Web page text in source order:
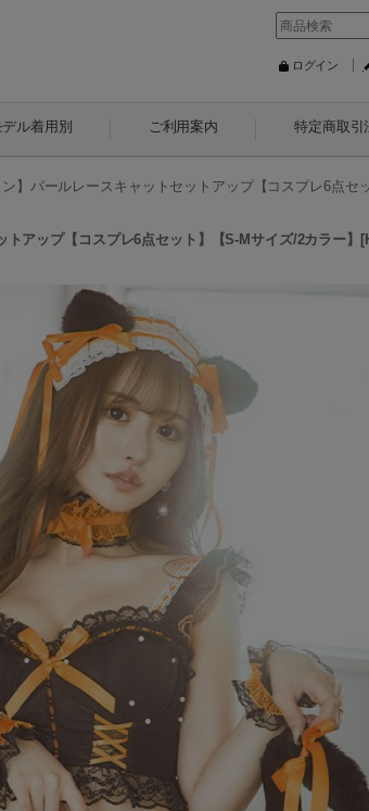
ログイン
デル着用別 ご利用案内 特定商取引
】パールレースキャットセットアップ【コスプレ6点セ
アップ【コスプレ6点セット】【S-Mサイズ/2カラー】